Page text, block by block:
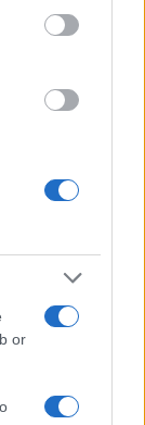
or
ισχύουν